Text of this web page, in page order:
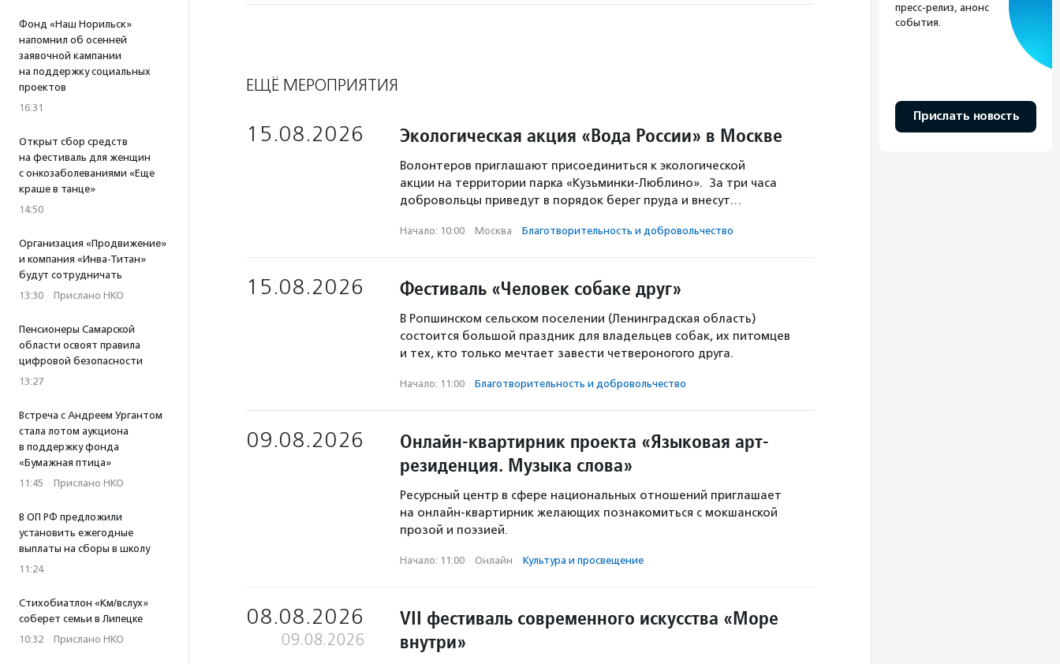
Фонд «Наш Норильск»
напомнил об осенней
заявочной кампании
на поддержку социальных
проектов
16:31
Открыт сбор средств
на фестиваль для женщин
с онкозаболеваниями «Еще
краше в танце»
14:50
Организация «Продвижение»
и компания «Инва-Титан»
будут сотрудничать
13:30 · Прислано НКО
Пенсионеры Самарской
области освоят правила
цифровой безопасности
13:27
Встреча с Андреем Ургантом
стала лотом аукциона
в поддержку фонда
«Бумажная птица»
11:45 · Прислано НКО
В ОП РФ предложили
установить ежегодные
выплаты на сборы в школу
11:24
Стихобиатлон «Км/вслух»
соберет семьи в Липецке
10:32 · Прислано НКО
ЕЩЁ МЕРОПРИЯТИЯ
15.08.2026 Экологическая акция «Вода России» в Москве
Волонтеров приглашают присоединиться к экологической
акции на территории парка «Кузьминки-Люблино». За три часа
добровольцы приведут в порядок берег пруда и внесут…
Начало: 10:00 · Москва · Благотвори­тель­ность и доброволь­чест­во
15.08.2026 Фестиваль «Человек собаке друг»
В Ропшинском сельском поселении (Ленинградская область)
состоится большой праздник для владельцев собак, их питомцев
и тех, кто только мечтает завести четвероногого друга.
Начало: 11:00 · Благотвори­тель­ность и доброволь­чест­во
09.08.2026
Онлайн-квартирник проекта «Языковая арт-
резиденция. Музыка слова»
Ресурсный центр в сфере национальных отношений приглашает
на онлайн-квартирник желающих познакомиться с мокшанской
прозой и поэзией.
Начало: 11:00 · Онлайн · Культура и просвещение
08.08.2026
09.08.2026
VII фестиваль современного искусства «Море
внутри»
пресс-релиз, анонс
события.
Прислать новость